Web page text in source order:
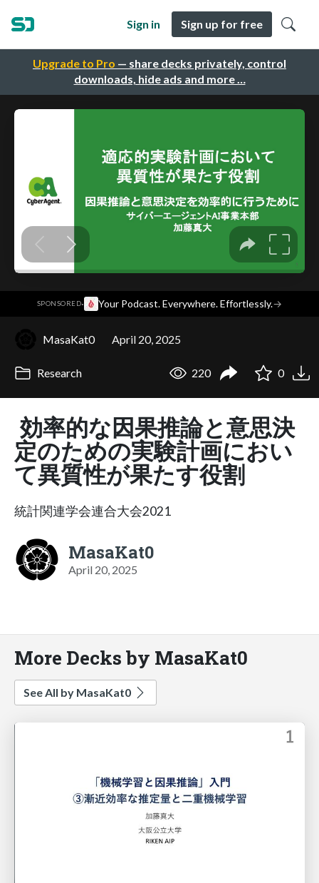
Upgrade to Pro — share decks privately, control
downloads, hide ads and more …
Sign in Sign up for free
SPONSORED· Your Podcast. Everywhere. Effortlessly.→
MasaKat0 April 20, 2025
Research 220 0
効率的な因果推論と意思決
定のための実験計画におい
て異質性が果たす役割
統計関連学会連合大会2021
MasaKat0
April 20, 2025
More Decks by MasaKat0
See All by MasaKat0